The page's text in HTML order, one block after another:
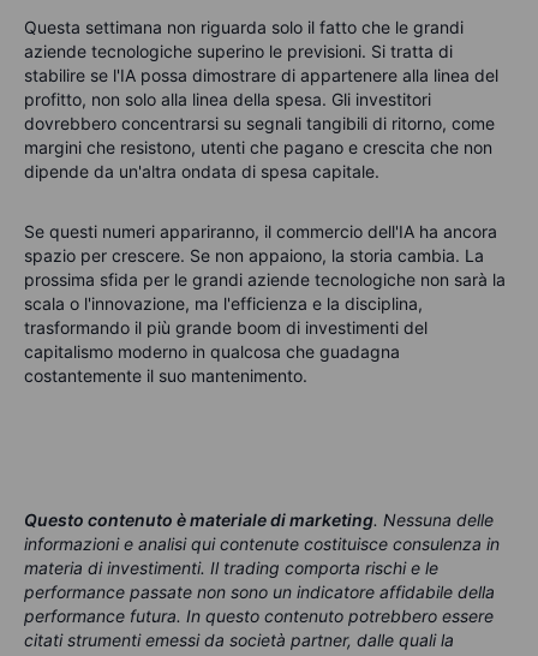
Questa settimana non riguarda solo il fatto che le grandi
aziende tecnologiche superino le previsioni. Si tratta di
stabilire se l'IA possa dimostrare di appartenere alla linea del
profitto, non solo alla linea della spesa. Gli investitori
dovrebbero concentrarsi su segnali tangibili di ritorno, come
margini che resistono, utenti che pagano e crescita che non
dipende da un'altra ondata di spesa capitale.
Se questi numeri appariranno, il commercio dell'IA ha ancora
spazio per crescere. Se non appaiono, la storia cambia. La
prossima sfida per le grandi aziende tecnologiche non sarà la
scala o l'innovazione, ma l'efficienza e la disciplina,
trasformando il più grande boom di investimenti del
capitalismo moderno in qualcosa che guadagna
costantemente il suo mantenimento.
Questo contenuto è materiale di marketing. Nessuna delle
informazioni e analisi qui contenute costituisce consulenza in
materia di investimenti. Il trading comporta rischi e le
performance passate non sono un indicatore affidabile della
performance futura. In questo contenuto potrebbero essere
citati strumenti emessi da società partner, dalle quali la